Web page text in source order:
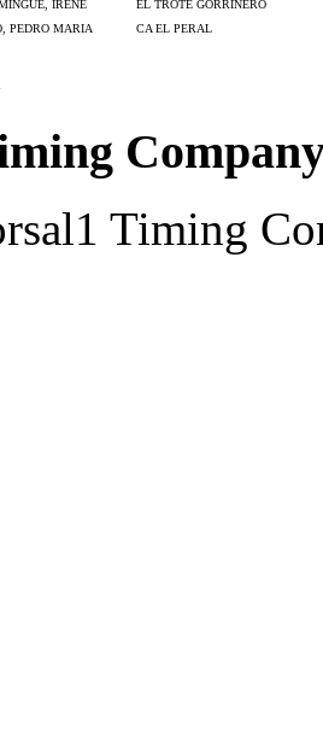
IRENE
EL TROTE GORRINERO
PEDRO MARIA CA EL PERAL
Timing